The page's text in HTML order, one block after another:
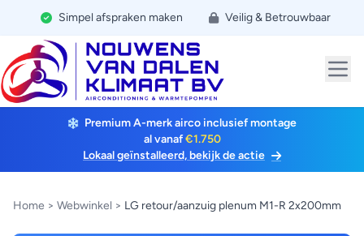
Simpel afspraken maken Veilig & Betrouwbaar
Premium A-merk airco inclusief montage
al vanaf€1.750
Lokaal geïnstalleerd, bekijk de actie
Home > Webwinkel > LG retour/aanzuig plenum M1-R 2x200mm